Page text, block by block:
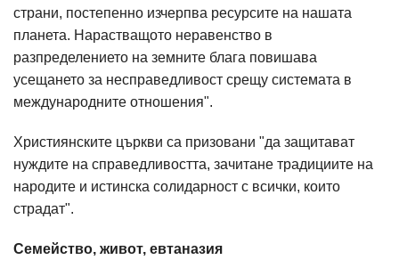
страни, постепенно изчерпва ресурсите на нашата
планета. Нарастващото неравенство в
разпределението на земните блага повишава
усещането за несправедливост срещу системата в
международните отношения".
Християнските църкви са призовани "да защитават
нуждите на справедливостта, зачитане традициите на
народите и истинска солидарност с всички, които
страдат".
Семейство, живот, евтаназия